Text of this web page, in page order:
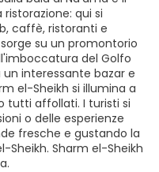
qui si
caffè, ristoranti e
su un promontorio
del Golfo
interessante bazar e
el-Sheikh si illumina a
tutti affollati. I turisti si
o delle esperienze
fresche e gustando la
Sheikh. Sharm el-Sheikh